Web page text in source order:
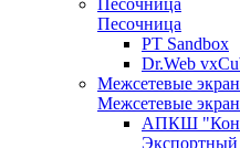
Песочница
Песочница
PT Sandbox
Dr.Web
Межсетевые
Межсетевые
АПКШ
Экспортный